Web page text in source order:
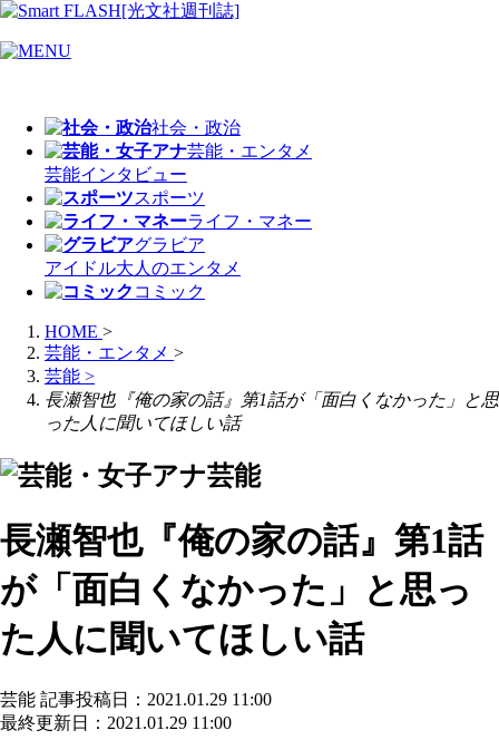
社会・政治
芸能・エンタメ
芸能インタビュー
スポーツ
ライフ・マネー
グラビア
アイドル大人のエンタメ
コミック
HOME >
芸能・エンタメ >
芸能 >
長瀬智也『俺の家の話』第1話が「面白くなかった」と思
った人に聞いてほしい話
芸能
長瀬智也『俺の家の話』第1話
が「面白くなかった」と思っ
た人に聞いてほしい話
芸能 記事投稿日：2021.01.29 11:00
最終更新日：2021.01.29 11:00